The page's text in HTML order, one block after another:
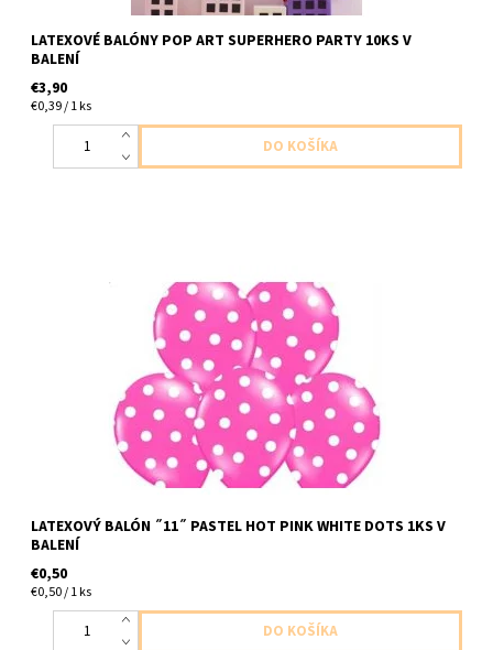
LATEXOVÉ BALÓNY POP ART SUPERHERO PARTY 10KS V
BALENÍ
€3,90
€0,39 / 1 ks
latexovy balon pastelova ruzova s bielymi bodkami 1ks v baleni
velkost do 30cm dodavame nenafukany
LATEXOVÝ BALÓN ˝11˝ PASTEL HOT PINK WHITE DOTS 1KS V
BALENÍ
€0,50
€0,50 / 1 ks